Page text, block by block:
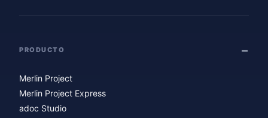
PRODUCTO
Merlin Project
Merlin Project Express
adoc Studio